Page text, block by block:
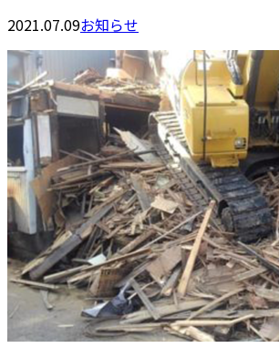
2021.07.09お知らせ